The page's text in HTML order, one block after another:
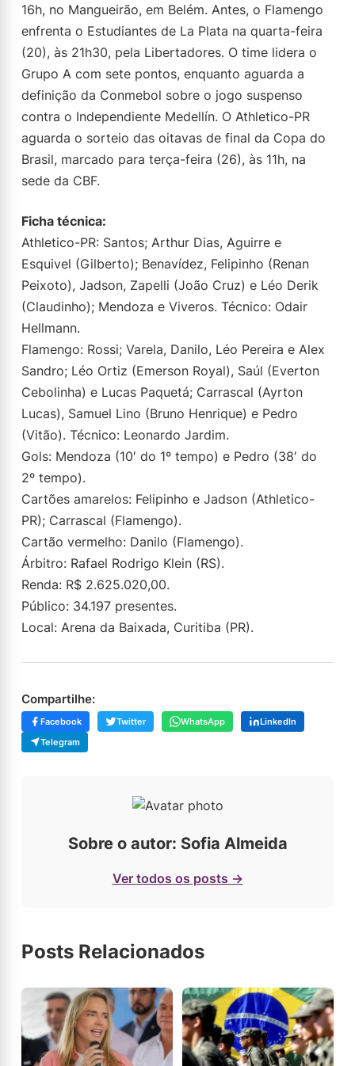
16h, no Mangueirão, em Belém. Antes, o Flamengo
enfrenta o Estudiantes de La Plata na quarta-feira
(20), às 21h30, pela Libertadores. O time lidera o
Grupo A com sete pontos, enquanto aguarda a
definição da Conmebol sobre o jogo suspenso
contra o Independiente Medellín. O Athletico-PR
aguarda o sorteio das oitavas de final da Copa do
Brasil, marcado para terça-feira (26), às 11h, na
sede da CBF.
Ficha técnica:
Athletico-PR: Santos; Arthur Dias, Aguirre e
Esquivel (Gilberto); Benavídez, Felipinho (Renan
Peixoto), Jadson, Zapelli (João Cruz) e Léo Derik
(Claudinho); Mendoza e Viveros. Técnico: Odair
Hellmann.
Flamengo: Rossi; Varela, Danilo, Léo Pereira e Alex
Sandro; Léo Ortiz (Emerson Royal), Saúl (Everton
Cebolinha) e Lucas Paquetá; Carrascal (Ayrton
Lucas), Samuel Lino (Bruno Henrique) e Pedro
(Vitão). Técnico: Leonardo Jardim.
Gols: Mendoza (10′ do 1º tempo) e Pedro (38′ do
2º tempo).
Cartões amarelos: Felipinho e Jadson (Athletico-
PR); Carrascal (Flamengo).
Cartão vermelho: Danilo (Flamengo).
Árbitro: Rafael Rodrigo Klein (RS).
Renda: R$ 2.625.020,00.
Público: 34.197 presentes.
Local: Arena da Baixada, Curitiba (PR).
Compartilhe:
Facebook Twitter WhatsApp
LinkedIn
Telegram
Sobre o autor: Sofia Almeida
Ver todos os posts →
Posts Relacionados